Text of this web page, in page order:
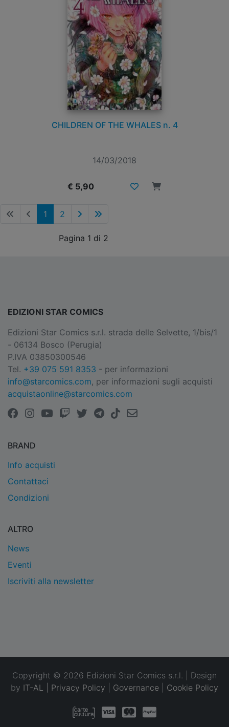
CHILDREN OF THE WHALES n. 4
14/03/2018
€ 5,90
1 2
Pagina 1 di 2
EDIZIONI STAR COMICS
Edizioni Star Comics s.r.l. strada delle Selvette, 1/bis/1
- 06134 Bosco (Perugia)
P.IVA 03850300546
Tel. +39 075 591 8353 - per informazioni
info@starcomics.com, per informazioni sugli acquisti
acquistaonline@starcomics.com
BRAND
Info acquisti
Contattaci
Condizioni
ALTRO
News
Eventi
Iscriviti alla newsletter
Copyright © 2026 Edizioni Star Comics s.r.l. | Design
by IT-AL Privacy Policy Governance Cookie Policy